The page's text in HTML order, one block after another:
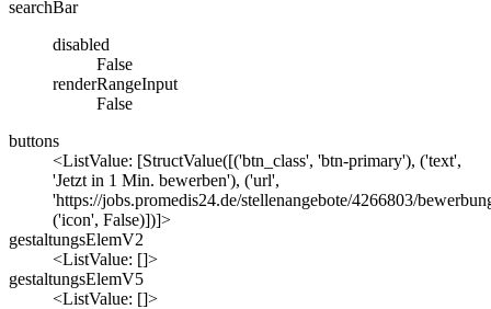
searchBar
disabled
False
renderRangeInput
False
buttons
<ListValue: [StructValue([('btn_class', 'btn-primary'), ('text',
'Jetzt in 1 Min. bewerben'), ('url',
'https://jobs.promedis24.de/stellenangebote/4266803/
('icon', False)])]>
gestaltungsElemV2
<ListValue: []>
gestaltungsElemV5
<ListValue: []>